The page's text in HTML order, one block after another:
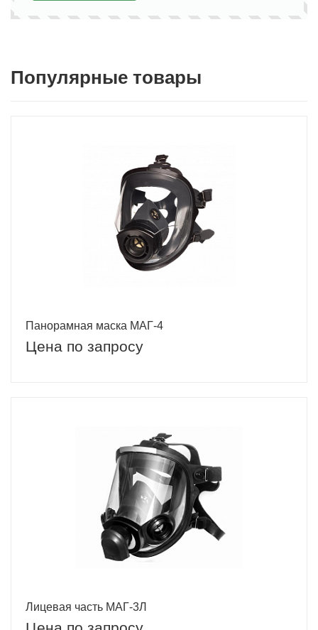
Популярные товары
Панорамная маска МАГ-4
Цена по запросу
Лицевая часть МАГ-3Л